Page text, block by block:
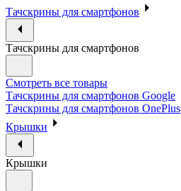
Тачскрины для смартфонов
Тачскрины для смартфонов
Смотреть все товары
Тачскрины для смартфонов Google
Тачскрины для смартфонов OnePlus
Крышки
Крышки